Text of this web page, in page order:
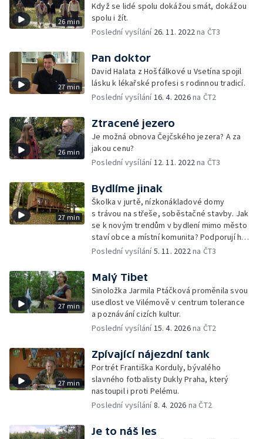
26 min
Když se lidé spolu dokážou smát, dokážou
spolu i žít.
Poslední vysílání 26. 11. 2022na ČT3
27 min
Pan doktor
David Halata z Hošťálkové u Vsetína spojil
lásku k lékařské profesi s rodinnou tradicí.
Poslední vysílání16. 4. 2026na ČT2
26 min
Ztracené jezero
Je možná obnova Čejčského jezera? A za
jakou cenu?
Poslední vysílání12. 11. 2022na ČT3
27 min
Bydlíme jinak
Školka v jurtě, nízkonákladové domy
s trávou na střeše, soběstačné stavby. Jak
se k novým trendům v bydlení mimo město
staví obce a místní komunita? Podporují ho
nebo jsou nedůvěřiví?
Poslední vysílání5. 11. 2022na ČT3
27 min
Malý Tibet
Sinoložka Jarmila Ptáčková proměnila svou
usedlost ve Vilémově v centrum tolerance
a poznávání cizích kultur.
Poslední vysílání15. 4. 2026na ČT2
27 min
Zpívající nájezdní tank
Portrét Františka Korduly, bývalého
slavného fotbalisty Dukly Praha, který
nastoupil i proti Pelému.
Poslední vysílání8. 4. 2026 na ČT2
Je to náš les